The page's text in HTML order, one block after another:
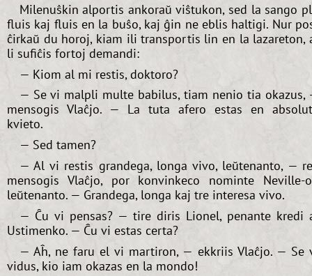
Milenuŝkin alportis ankoraŭ viŝtukon, sed la sango
fluis kaj fluis en la buŝo, kaj ĝin ne eblis haltigi. Nur
ĉirkaŭ du horoj, kiam ili transportis lin en la lazareton,
li sufiĉis fortoj demandi:
— Kiom al mi restis, doktoro?
— Se vi malpli multe babilus, tiam nenio tia okazus,
mensogis Vlaĉjo. — La tuta afero estas en
kvieto.
— Sed tamen?
— Al vi restis grandega, longa vivo, leŭtenanto, —
mensogis Vlaĉjo, por konvinkeco nominte Neville-
leŭtenanto. — Grandega, longa kaj tre interesa vivo.
— Ĉu vi pensas? — tire diris Lionel, penante kredi
Ustimenko. — Ĉu vi estas certa?
— Aĥ, ne faru el vi martiron, — ekkriis Vlaĉjo. — Se
vidus, kio iam okazas en la mondo!